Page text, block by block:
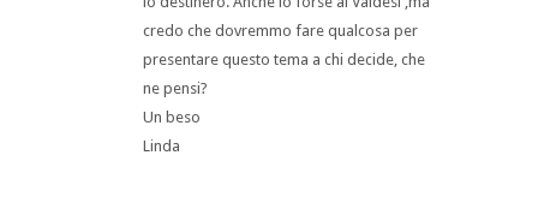
credo che dovremmo fare qualcosa per
presentare questo tema a chi decide, che
ne pensi?
Un beso
Linda